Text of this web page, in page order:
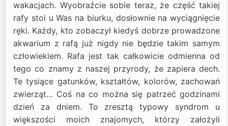
wakacjach. Wyobraźcie sobie teraz, że część takiej
rafy stoi u Was na biurku, dosłownie na wyciągnięcie
ręki. Każdy, kto zobaczył kiedyś dobrze prowadzone
akwarium z rafą już nigdy nie będzie takim samym
człowiekiem. Rafa jest tak całkowicie odmienna od
tego co znamy z naszej przyrody, że zapiera dech.
Te tysiące gatunków, kształtów, kolorów, zachowań
zwierząt… Coś na co można się patrzeć godzinami
dzień za dniem. To zresztą typowy syndrom u
większości moich znajomych, którzy założyli